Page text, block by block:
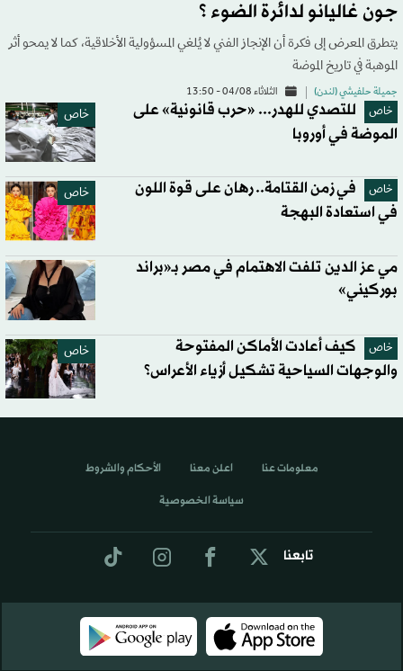
جون غاليانو لدائرة الضوء ؟
يتطرق المعرض إلى فكرة أن الإنجاز الفني لا يُلغي المسؤولية الأخلاقية، كما لا يمحو أثر
الموهبة في تاريخ الموضة
جميلة حلفيشي (لندن) الثلاثاء 04/08 - 13:50
خاص خاص
للتصدي للهدر... «حرب قانونية» على
الموضة في أوروبا
خاص خاص
في زمن القتامة.. رهان على قوة اللون
في استعادة البهجة
مي عز الدين تلفت الاهتمام في مصر بـ«براند
بوركيني»
خاص خاص
كيف أعادت الأماكن المفتوحة
والوجهات السياحية تشكيل أزياء الأعراس؟
تابعنا
معلومات عنا اعلن معنا الأحكام والشروط
سياسة الخصوصية